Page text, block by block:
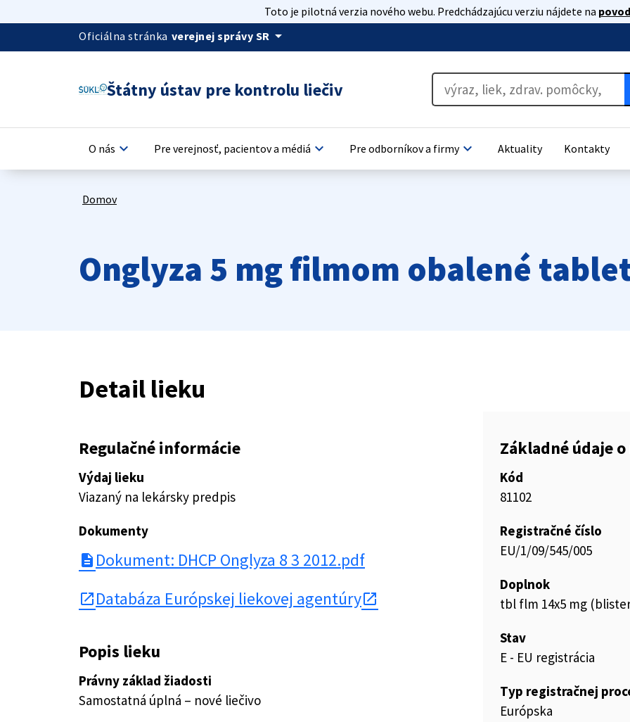
Toto je pilotná verzia nového webu. Predchádzajúcu verziu nájdete na
Oficiálna stránka verejnej správy SR arrow_drop_down
Štátny ústav pre kontrolu liečiv
O nás keyboard_arrow_down Pre verejnosť, pacientov a médiá keyboard_arrow_down Pre odborníkov a firmykeyboard_arrow_down Aktuality Kontakty
Domov
Onglyza 5 mg filmom obalené
Detail lieku
Regulačné informácie
Výdaj lieku
Viazaný na lekársky predpis
Dokumenty
description Dokument: DHCP Onglyza 8 3 2012.pdf
open_in_new Databáza Európskej liekovej agentúry
Popis lieku
Právny základ žiadosti
Samostatná úplná – nové liečivo
Základné údaje
Kód
81102
Registračné číslo
EU/1/09/545/005
Doplnok
tbl flm 14x5 mg
Stav
E - EU registrácia
Typ registračnej
Európska